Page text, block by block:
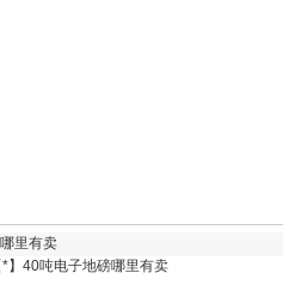
里有卖
*】40吨电子地磅哪里有卖